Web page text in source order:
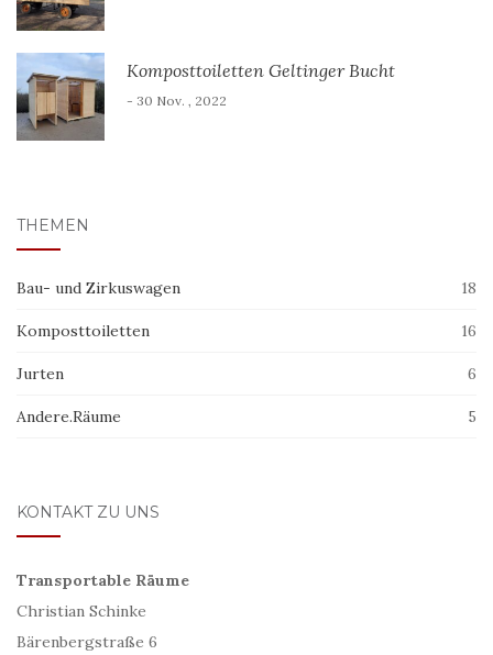
Komposttoiletten Geltinger Bucht
- 30 Nov. , 2022
THEMEN
Bau- und Zirkuswagen 18
Komposttoiletten 16
Jurten 6
Andere.Räume 5
KONTAKT ZU UNS
Transportable Räume
Christian Schinke
Bärenbergstraße 6